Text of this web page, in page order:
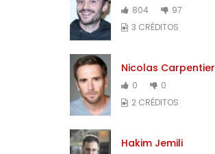
804
97
3 CRÉDITOS
Nicolas Carpentier
0
0
2 CRÉDITOS
Hakim Jemili